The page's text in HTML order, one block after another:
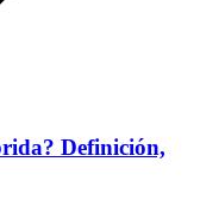
Definición,